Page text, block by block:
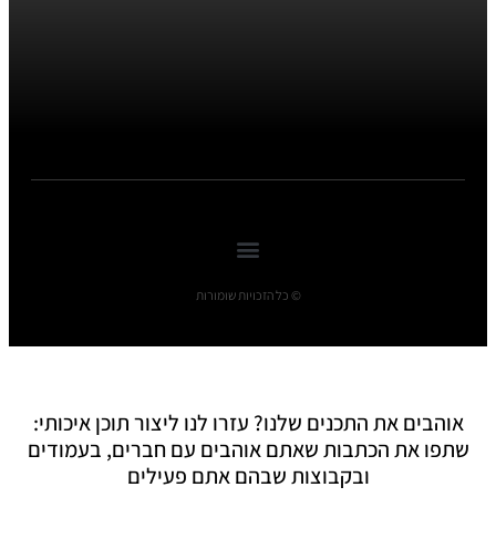
© כל הזכויות שומורות
אוהבים את התכנים שלנו? עזרו לנו ליצור תוכן איכותי:
שתפו את הכתבות שאתם אוהבים עם חברים, בעמודים
ובקבוצות שבהם אתם פעילים